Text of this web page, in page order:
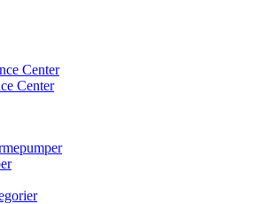
Center
Center